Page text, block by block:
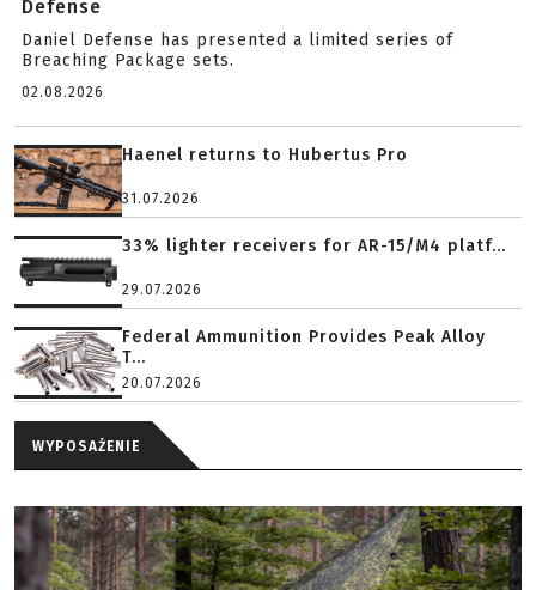
Defense
Daniel Defense has presented a limited series of
Breaching Package sets.
02.08.2026
Haenel returns to Hubertus Pro
31.07.2026
33% lighter receivers for AR-15/M4 platf...
29.07.2026
Federal Ammunition Provides Peak Alloy
T...
20.07.2026
WYPOSAŻENIE